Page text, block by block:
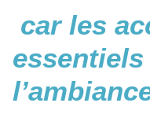
car les